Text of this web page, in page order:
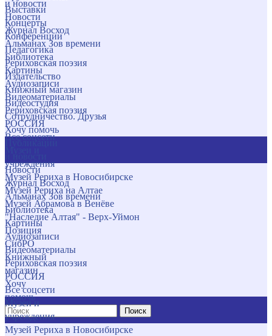
и новости
Новости
Журнал Восход
Альманах Зов времени
Библиотека
Картины
Аудиозаписи
Видеоматериалы
Рериховская поэзия
РОССИЯ
Все соцсети
учреждения
Музей Рериха в Новосибирске
Музей Рериха на Алтае
Музей Абрамова в Венёве
"Наследие Алтая" - Верх-Уймон
Позиция
СибРО
Книжный
магазин
Хочу
помочь
Поиск
Выставки
Концерты
Конференции
Педагогика
Рериховская поэзия
Издательство
Книжный магазин
Видеостудия
Сотрудничество. Друзья
Хочу помочь
Новости
Журнал Восход
Альманах Зов времени
Библиотека
Картины
Аудиозаписи
Видеоматериалы
Рериховская поэзия
РОССИЯ
Все соцсети
Музеи и
учреждения
Музей Рериха в Новосибирске